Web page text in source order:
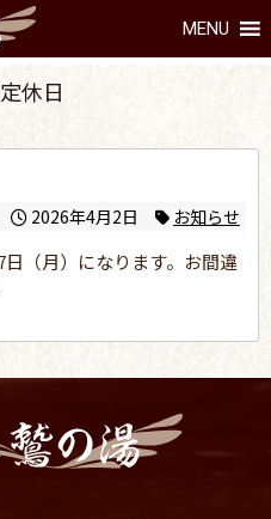
MENU
休日
2026年4月2日 お知らせ
（月）になります。お間違